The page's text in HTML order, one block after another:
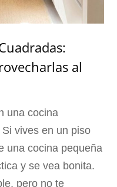
al
una cocina
vives en un piso
una cocina pequeña
y se vea bonita.
pero no te